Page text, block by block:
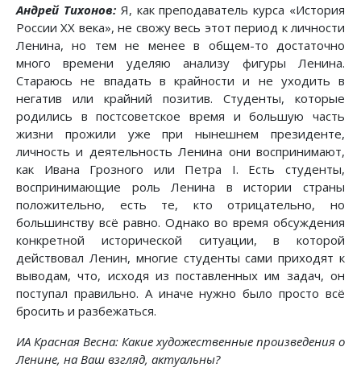
Андрей Тихонов:Я, как преподаватель курса «История
России XX века», не свожу весь этот период к личности
Ленина, но тем не менее в общем-то достаточно
много времени уделяю анализу фигуры Ленина.
Стараюсь не впадать в крайности и не уходить в
негатив или крайний позитив. Студенты, которые
родились в постсоветское время и большую часть
жизни прожили уже при нынешнем президенте,
личность и деятельность Ленина они воспринимают,
как Ивана Грозного или Петра I. Есть студенты,
воспринимающие роль Ленина в истории страны
положительно, есть те, кто отрицательно, но
большинству всё равно. Однако во время обсуждения
конкретной исторической ситуации, в которой
действовал Ленин, многие студенты сами приходят к
выводам, что, исходя из поставленных им задач, он
поступал правильно. А иначе нужно было просто всё
бросить и разбежаться.
ИА Красная Весна: Какие художественные произведения о
Ленине, на Ваш взгляд, актуальны?